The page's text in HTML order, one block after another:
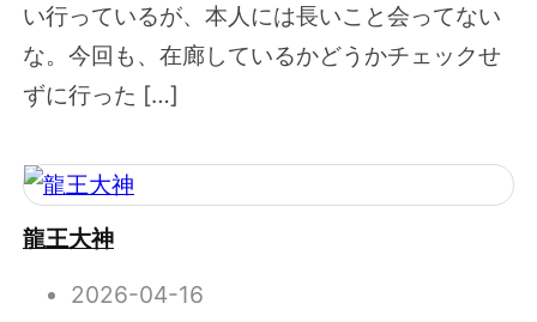
い行っているが、本人には長いこと会ってない
な。今回も、在廊しているかどうかチェックせ
ずに行った […]
龍王大神
2026-04-16